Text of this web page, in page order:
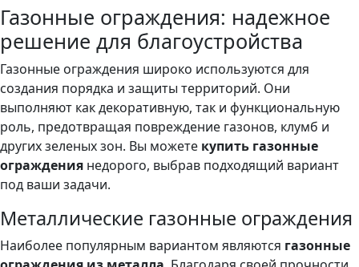
Газонные ограждения: надежное
решение для благоустройства
Газонные ограждения широко используются для
создания порядка и защиты территорий. Они
выполняют как декоративную, так и функциональную
роль, предотвращая повреждение газонов, клумб и
других зеленых зон. Вы можете купить газонные
ограждения недорого, выбрав подходящий вариант
под ваши задачи.
Металлические газонные ограждения
Наиболее популярным вариантом являются газонные